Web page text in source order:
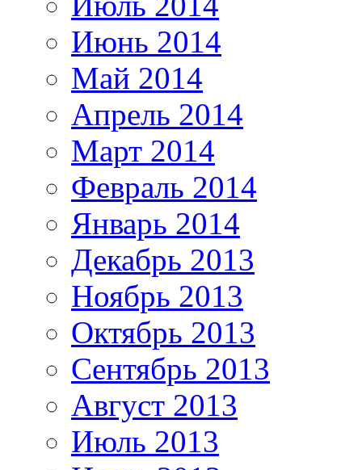
Июнь 2014
Май 2014
Апрель 2014
Март 2014
Февраль 2014
Январь 2014
Декабрь 2013
Ноябрь 2013
Октябрь 2013
Сентябрь 2013
Август 2013
Июль 2013